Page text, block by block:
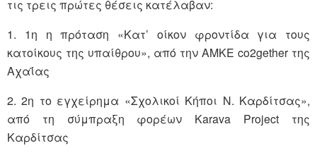
τις τρεις πρώτες θέσεις κατέλαβαν:
1. 1η η πρόταση «Κατ’ οίκον φροντίδα για τους
κατοίκους της υπαίθρου», από την ΑΜΚΕ co2gether της
Αχαΐας
2. 2η το εγχείρημα «Σχολικοί Κήποι Ν. Καρδίτσας»,
από τη σύμπραξη φορέων Karava Project της
Καρδίτσας